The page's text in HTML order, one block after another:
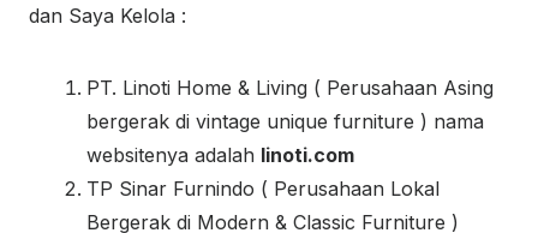
dan Saya Kelola :
PT. Linoti Home & Living ( Perusahaan Asing
bergerak di vintage unique furniture ) nama
websitenya adalah linoti.com
TP Sinar Furnindo ( Perusahaan Lokal
Bergerak di Modern & Classic Furniture )